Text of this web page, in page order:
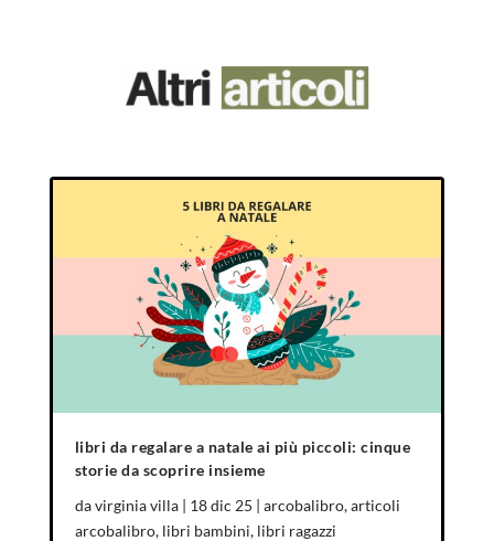
libri da regalare a natale ai più piccoli: cinque
storie da scoprire insieme
davirginia villa| 18 dic 25 | arcobalibro,articoli
arcobalibro, libri bambini, libri ragazzi